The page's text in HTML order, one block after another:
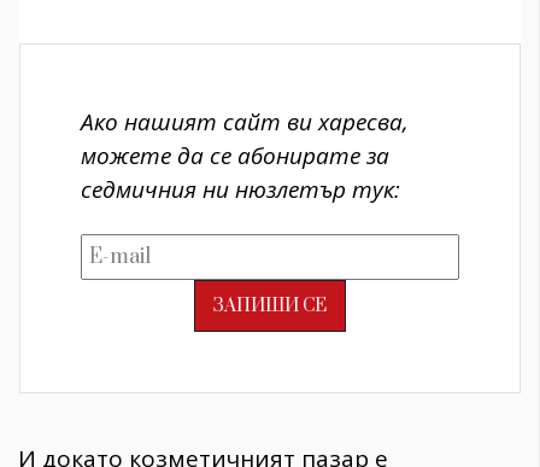
Ако нашият сайт ви харесва,
можете да се абонирате за
седмичния ни нюзлетър тук:
И докато козметичният пазар е